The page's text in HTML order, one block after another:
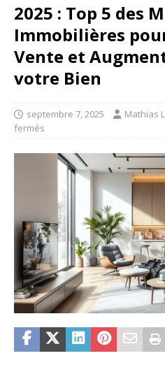
2025 : Top 5 des
Immobilières
Vente et
votre Bien
septembre 7, 2025 Mathias
fermés